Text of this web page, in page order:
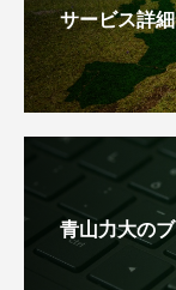
サービス詳
青山力大の